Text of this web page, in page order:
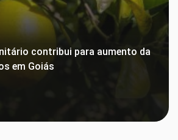
contribui para aumento da
em Goiás